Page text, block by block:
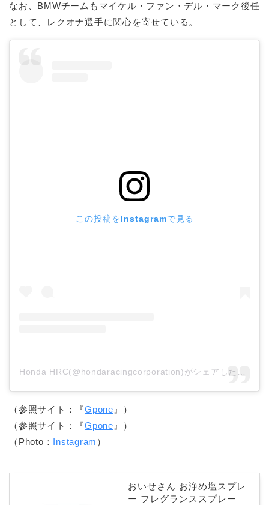
なお、BMWチームもマイケル・ファン・デル・マーク後任
として、レクオナ選手に関心を寄せている。
この投稿をInstagramで見る
（参照サイト：『Gpone 』）
（参照サイト：『Gpone 』）
（Photo： Instagram ）
おいせさん お浄め塩スプレ
ー フレグランススプレー